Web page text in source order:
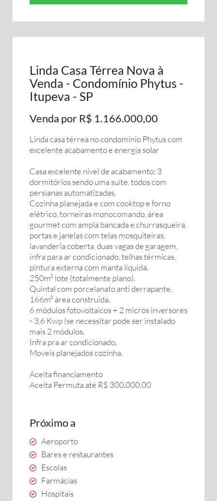
Linda Casa Térrea Nova à
Venda - Condomínio Phytus -
Itupeva - SP
Venda por R$ 1.166.000,00
Linda casa térrea no condomínio Phytus com
excelente acabamento e energia solar
Casa excelente nível de acabamento: 3
dormitórios sendo uma suíte, todos com
persianas automatizadas.
Cozinha planejada e com cooktop e forno
elétrico, torneiras monocomando, área
gourmet com ampla bancada e churrasqueira,
portas e janelas com telas mosquiteiras,
lavanderia coberta, duas vagas de garagem,
infra para ar condicionado, telhas térmicas,
pintura externa com manta líquida.
250m² lote (totalmente plano).
Quintal com porcelanato anti derrapante.
166m² área construida.
6 módulos fotovoltaicos + 2 micros inversores
- 3,6 Kwp (se necessitar pode ser instalado
mais 2 módulos.
Infra pra ar condicionado.
Moveis planejados cozinha.
Aceita financiamento
Aceita Permuta até R$ 300.000,00
Próximo a
Aeroporto
Bares e restaurantes
Escolas
Farmácias
Hospitais